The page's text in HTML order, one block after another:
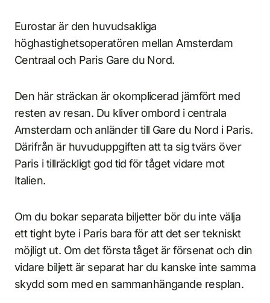
Eurostar är den huvudsakliga
höghastighetsoperatören mellan Amsterdam
Centraal och Paris Gare du Nord.
Den här sträckan är okomplicerad jämfört med
resten av resan. Du kliver ombord i centrala
Amsterdam och anländer till Gare du Nord i Paris.
Därifrån är huvuduppgiften att ta sig tvärs över
Paris i tillräckligt god tid för tåget vidare mot
Italien.
Om du bokar separata biljetter bör du inte välja
ett tight byte i Paris bara för att det ser tekniskt
möjligt ut. Om det första tåget är försenat och din
vidare biljett är separat har du kanske inte samma
skydd som med en sammanhängande resplan.